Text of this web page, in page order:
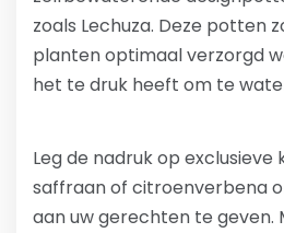
zoals Lechuza. Deze potten
planten optimaal verzorgd
het te druk heeft om te
Leg de nadruk op exclusieve
saffraan of citroenverbena
aan uw gerechten te geven.